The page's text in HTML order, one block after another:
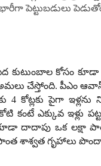
పెట్టుబడులు
కుటుంబాల కోసం కూడా
చేస్తోంది. పీఎం
4 కోట్లకు పైగా ఇళ్లను
కంటే ఎక్కువ ఇళ్లు
దాదాపు ఒక లక్షా
శాశ్వత గృహాలు